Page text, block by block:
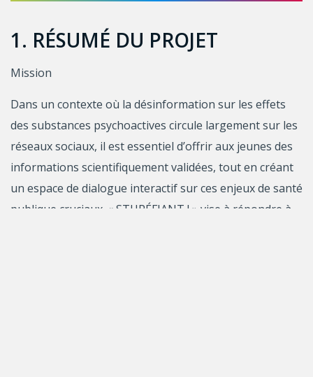
1. RÉSUMÉ DU PROJET
Mission
Dans un contexte où la désinformation sur les effets
des substances psychoactives circule largement sur les
réseaux sociaux, il est essentiel d’offrir aux jeunes des
informations scientifiquement validées, tout en créant
un espace de dialogue interactif sur ces enjeux de santé
publique cruciaux. « STUPÉFIANT ! » vise à répondre à